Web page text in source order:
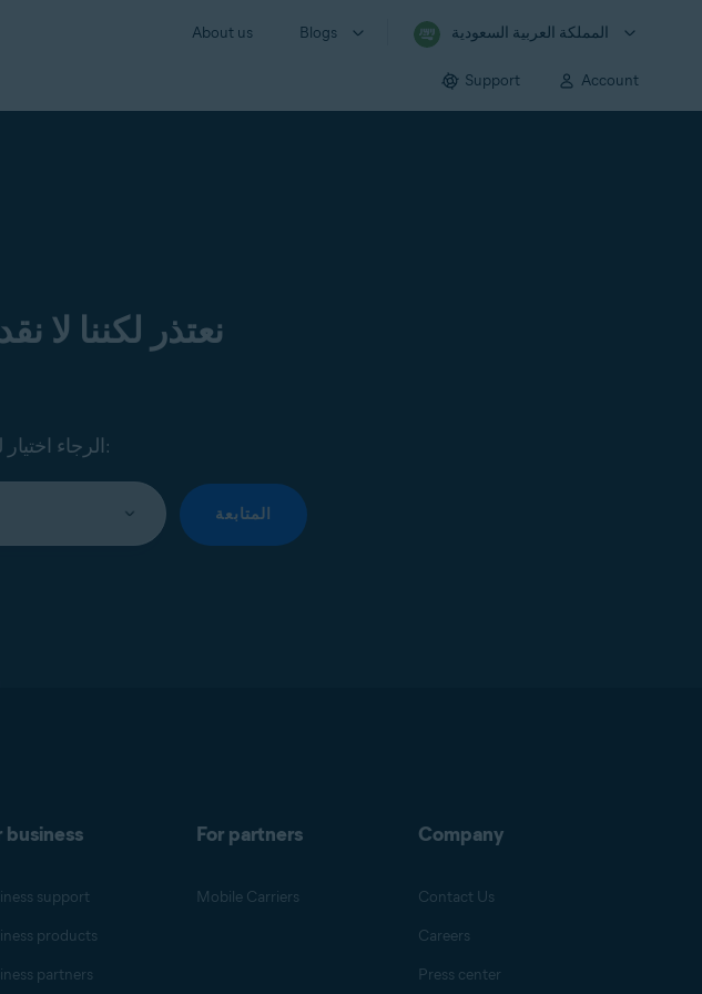
About us Blogs المملكة العربية السعودية
Support Account
نعتذر لكننا لا
الرجاء اختيار لغة مدعومة أدناه للمتابعة:
المتابعة
business
support
products
partners
For partners
Mobile Carriers
Company
Contact Us
Careers
Press center